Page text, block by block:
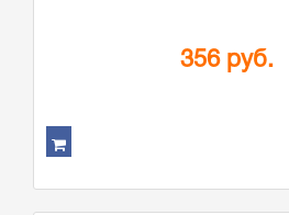
356 руб.